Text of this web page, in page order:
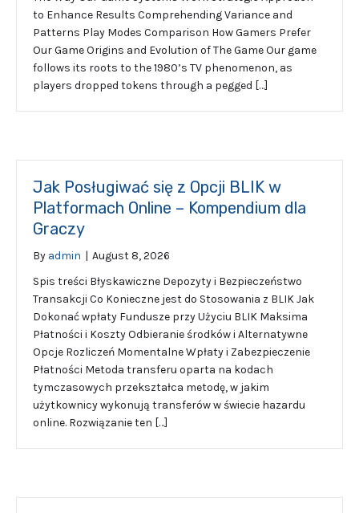
to Enhance Results Comprehending Variance and
Patterns Play Modes Comparison How Gamers Prefer
Our Game Origins and Evolution of The Game Our game
follows its roots to the 1980’s TV phenomenon, as
players dropped tokens through a pegged […]
Jak Posługiwać się z Opcji BLIK w
Platformach Online – Kompendium dla
Graczy
By admin | August 8, 2026
Spis treści Błyskawiczne Depozyty i Bezpieczeństwo
Transakcji Co Konieczne jest do Stosowania z BLIK Jak
Dokonać wpłaty Fundusze przy Użyciu BLIK Maksima
Płatności i Koszty Odbieranie środków i Alternatywne
Opcje Rozliczeń Momentalne Wpłaty i Zabezpieczenie
Płatności Metoda transferu oparta na kodach
tymczasowych przekształca metodę, w jakim
użytkownicy wykonują transferów w świecie hazardu
online. Rozwiązanie ten […]